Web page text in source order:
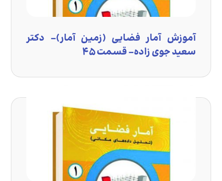
آموزش آمار فضایی (زمین آمار)- دکتر
سعید جوی زاده- قسمت ۴۵